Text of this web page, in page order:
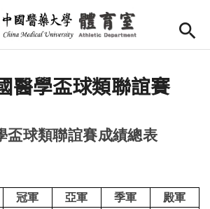
首頁
Jump to Navigation
Jump to Main content
醫學盃球類聯誼賽
盃球類聯誼賽成績總表
冠軍 亞軍 季軍
殿軍